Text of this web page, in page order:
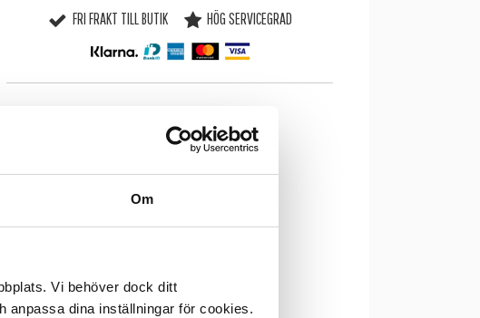
Om
Vi behöver dock ditt
anpassa dina inställningar för cookies.
FRI FRAKT TILL BUTIK HÖG SERVICEGRAD